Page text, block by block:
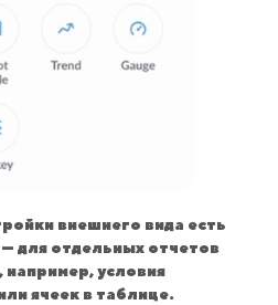
внешнего вида есть
для отдельных отчетов
условия
ячеек в таблице.